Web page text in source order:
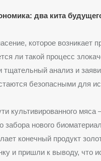
два кита
которое возникает
ли такой процесс
анализ и
безопасными для
культивированного
забора нового
конечный продукт
и пришли к выводу, что